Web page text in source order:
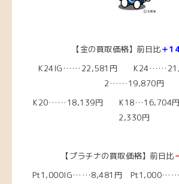
【金の買取価格】前日比＋
K24IG……22,581円
2……19,870円
K20……18,139円 K18…16,704円
2,330円
【プラチナの買取価格】前日比
Pt1,000IG……8,481円